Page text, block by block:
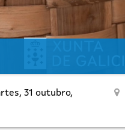
31 outubro,